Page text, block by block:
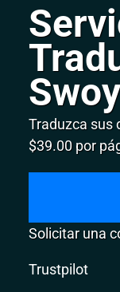
Traduzca sus
$39.00 por
Solicitar una
Trustpilot